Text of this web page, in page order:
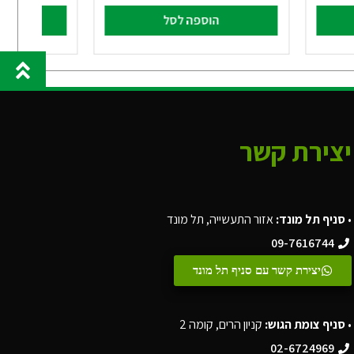
הוספה לסל
יצירת קשר
•סניף תל מונד:אזור התעשייה, תל מונד
09-7616744
יצירת קשר עם סניף תל מונד
•סניף צומת הגוש: קניון הרים, קומה 2
02-6724969